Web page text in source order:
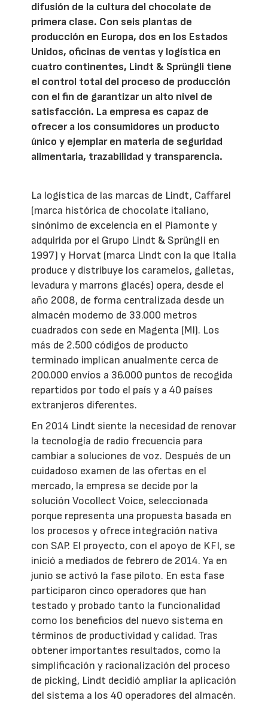
difusión de la cultura del chocolate de
primera clase. Con seis plantas de
producción en Europa, dos en los Estados
Unidos, oficinas de ventas y logística en
cuatro continentes, Lindt & Sprüngli tiene
el control total del proceso de producción
con el fin de garantizar un alto nivel de
satisfacción. La empresa es capaz de
ofrecer a los consumidores un producto
único y ejemplar en materia de seguridad
alimentaria, trazabilidad y transparencia.
La logística de las marcas de Lindt, Caffarel
(marca histórica de chocolate italiano,
sinónimo de excelencia en el Piamonte y
adquirida por el Grupo Lindt & Sprüngli en
1997) y Horvat (marca Lindt con la que Italia
produce y distribuye los caramelos, galletas,
levadura y marrons glacés) opera, desde el
año 2008, de forma centralizada desde un
almacén moderno de 33.000 metros
cuadrados con sede en Magenta (MI). Los
más de 2.500 códigos de producto
terminado implican anualmente cerca de
200.000 envíos a 36.000 puntos de recogida
repartidos por todo el país y a 40 países
extranjeros diferentes.
En 2014 Lindt siente la necesidad de renovar
la tecnología de radio frecuencia para
cambiar a soluciones de voz. Después de un
cuidadoso examen de las ofertas en el
mercado, la empresa se decide por la
solución Vocollect Voice, seleccionada
porque representa una propuesta basada en
los procesos y ofrece integración nativa
con SAP. El proyecto, con el apoyo de KFI, se
inició a mediados de febrero de 2014. Ya en
junio se activó la fase piloto. En esta fase
participaron cinco operadores que han
testado y probado tanto la funcionalidad
como los beneficios del nuevo sistema en
términos de productividad y calidad. Tras
obtener importantes resultados, como la
simplificación y racionalización del proceso
de picking, Lindt decidió ampliar la aplicación
del sistema a los 40 operadores del almacén.